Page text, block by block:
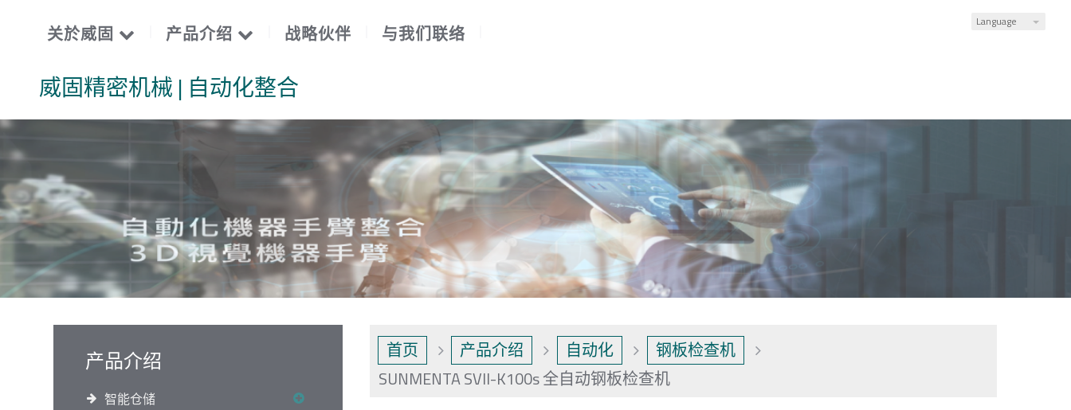
Language
威固精密机械 | 自动化整合
关於威固 产品介绍 战略伙伴 与我们联络
产品介绍
智能仓储
首页 产品介绍 自动化
钢板检查机
SUNMENTA SVII-K100s 全自动钢板检查机